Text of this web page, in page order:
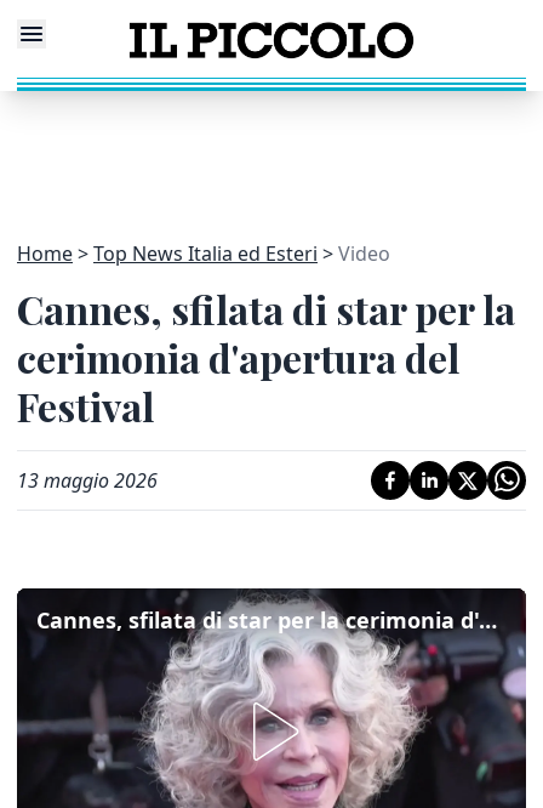
Home Top News Italia ed Esteri Video
Cannes, sfilata di star per la
cerimonia d'apertura del
Festival
13 maggio 2026
Cannes, sfilata di star per la cerimonia d'apertura del Festival